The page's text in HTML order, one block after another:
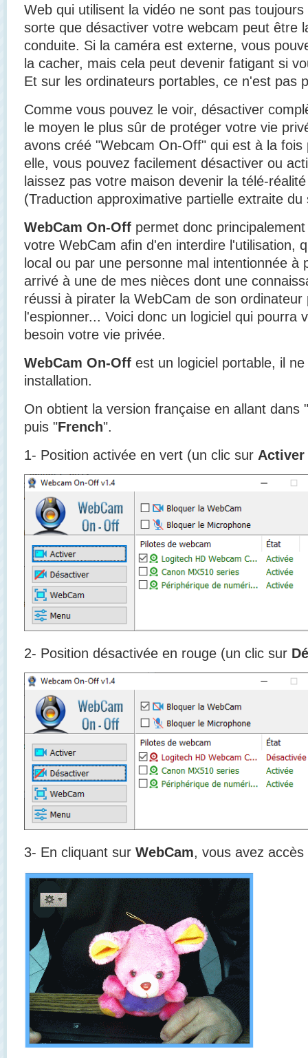
Web qui utilisent la vidéo ne sont pas
sorte que désactiver votre webcam peut être
conduite. Si la caméra est externe, vous
la cacher, mais cela peut devenir fatigant si
Et sur les ordinateurs portables, ce n'est pas
Comme vous pouvez le voir, désactiver
le moyen le plus sûr de protéger votre vie
avons créé "Webcam On-Off" qui est à la
elle, vous pouvez facilement désactiver ou
laissez pas votre maison devenir la télé-
(Traduction approximative partielle extraite
WebCam On-Off permet donc
votre WebCam afin d'en interdire l'utilisation,
local ou par une personne mal intentionnée
arrivé à une de mes nièces dont une
réussi à pirater la WebCam de son ordinateur
l'espionner... Voici donc un logiciel qui
besoin votre vie privée.
WebCam On-Off est un logiciel portable, il
installation.
On obtient la version française en allant dans "
puis "French".
1- Position activée en vert (un clic sur Activer
2- Position désactivée en rouge (un clic sur
3- En cliquant sur WebCam, vous avez